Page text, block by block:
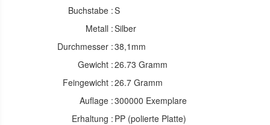
Buchstabe :S
Metall :Silber
Durchmesser :38,1mm
Gewicht :26.73 Gramm
Feingewicht :26.7 Gramm
Auflage :300000 Exemplare
Erhaltung : PP (polierte Platte)